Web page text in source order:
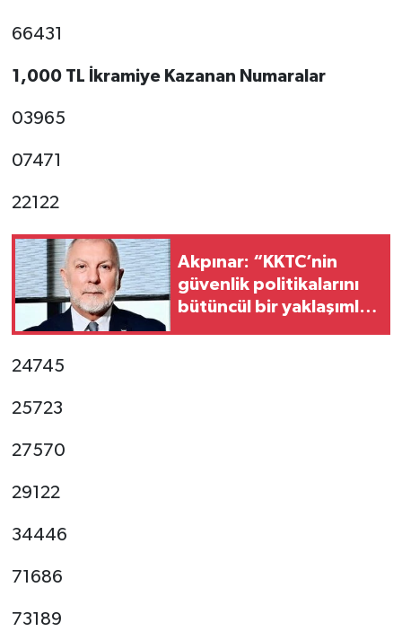
66431
1,000 TL İkramiye Kazanan Numaralar
03965
07471
22122
Akpınar: “KKTC’nin
güvenlik politikalarını
bütüncül bir yaklaşımla
24745
25723
27570
29122
34446
71686
73189